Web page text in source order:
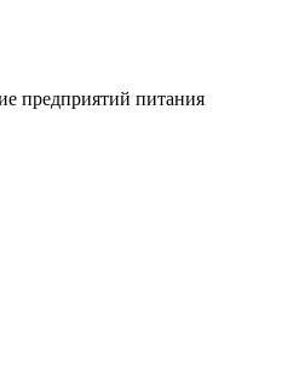
предприятий питания